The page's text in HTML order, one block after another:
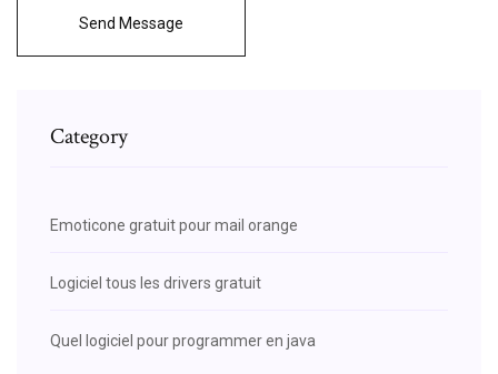
Send Message
Category
Emoticone gratuit pour mail orange
Logiciel tous les drivers gratuit
Quel logiciel pour programmer en java